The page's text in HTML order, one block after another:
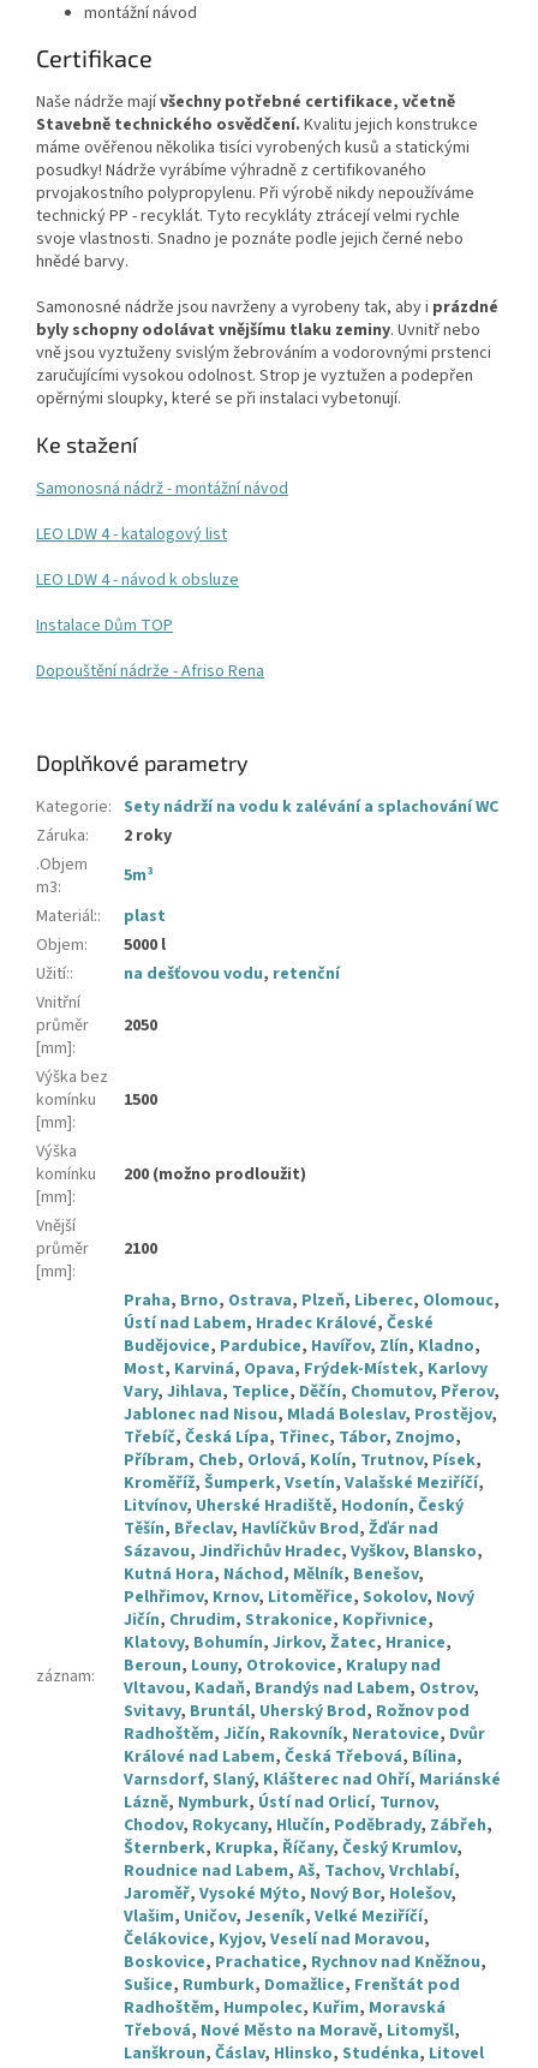
montážní návod
Certifikace
Naše nádrže majívšechny potřebné certifikace, včetně
Stavebně technického osvědčení. Kvalitu jejich konstrukce
máme ověřenou několika tisíci vyrobených kusů a statickými
posudky! Nádrže vyrábíme výhradně z certifikovaného
prvojakostního polypropylenu. Při výrobě nikdy nepoužíváme
technický PP - recyklát. Tyto recykláty ztrácejí velmi rychle
svoje vlastnosti. Snadno je poznáte podle jejich černé nebo
hnědé barvy.
Samonosné nádrže jsou navrženy a vyrobeny tak, aby i prázdné
byly schopny odolávat vnějšímu tlaku zeminy. Uvnitř nebo
vně jsou vyztuženy svislým žebrováním a vodorovnými prstenci
zaručujícími vysokou odolnost. Strop je vyztužen a podepřen
opěrnými sloupky, které se při instalaci vybetonují.
Ke stažení
Samonosná nádrž - montážní návod
LEO LDW 4 - katalogový list
LEO LDW 4 - návod k obsluze
Instalace Dům TOP
Dopouštění nádrže - Afriso Rena
Doplňkové parametry
Kategorie: Sety nádrží na vodu k zalévání a splachování WC
Záruka:
2 roky
.Objem
m3:
5m³
Materiál::
plast
Objem:
5000 l
Užití:: na dešťovou vodu, retenční
Vnitřní
průměr
[mm]:
2050
Výška bez
komínku
[mm]:
1500
Výška
komínku
[mm]:
200 (možno prodloužit)
Vnější
průměr
[mm]:
2100
záznam:
Praha, Brno, Ostrava, Plzeň, Liberec, Olomouc,
Ústí nad Labem, Hradec Králové, České
Budějovice, Pardubice, Havířov, Zlín, Kladno,
Most, Karviná, Opava, Frýdek-Místek, Karlovy
Vary, Jihlava, Teplice, Děčín, Chomutov, Přerov,
Jablonec nad Nisou, Mladá Boleslav, Prostějov,
Třebíč, Česká Lípa, Třinec, Tábor, Znojmo,
Příbram, Cheb, Orlová, Kolín, Trutnov, Písek,
Kroměříž, Šumperk, Vsetín, Valašské Meziříčí,
Litvínov, Uherské Hradiště, Hodonín, Český
Těšín, Břeclav, Havlíčkův Brod, Žďár nad
Sázavou, Jindřichův Hradec, Vyškov, Blansko,
Kutná Hora, Náchod, Mělník, Benešov,
Pelhřimov, Krnov, Litoměřice, Sokolov, Nový
Jičín, Chrudim, Strakonice, Kopřivnice,
Klatovy, Bohumín, Jirkov, Žatec, Hranice,
Beroun, Louny, Otrokovice, Kralupy nad
Vltavou, Kadaň, Brandýs nad Labem, Ostrov,
Svitavy, Bruntál, Uherský Brod, Rožnov pod
Radhoštěm, Jičín, Rakovník, Neratovice, Dvůr
Králové nad Labem, Česká Třebová, Bílina,
Varnsdorf, Slaný, Klášterec nad Ohří, Mariánské
Lázně, Nymburk, Ústí nad Orlicí, Turnov,
Chodov, Rokycany, Hlučín, Poděbrady, Zábřeh,
Šternberk, Krupka, Říčany, Český Krumlov,
Roudnice nad Labem, Aš, Tachov, Vrchlabí,
Jaroměř, Vysoké Mýto, Nový Bor, Holešov,
Vlašim, Uničov, Jeseník, Velké Meziříčí,
Čelákovice, Kyjov, Veselí nad Moravou,
Boskovice, Prachatice, Rychnov nad Kněžnou,
Sušice, Rumburk, Domažlice, Frenštát pod
Radhoštěm, Humpolec, Kuřim, Moravská
Třebová, Nové Město na Moravě, Litomyšl,
Lanškroun, Čáslav, Hlinsko, Studénka, Litovel